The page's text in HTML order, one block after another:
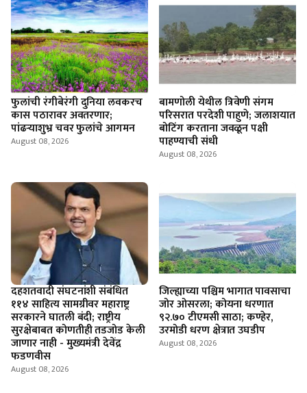
फुलांची रंगीबेरंगी दुनिया लवकरच
कास पठारावर अवतरणार;
पांढऱ्याशुभ्र चवर फुलांचे आगमन
August 08, 2026
बामणोली येथील त्रिवेणी संगम
परिसरात परदेशी पाहुणे; जलाशयात
बोटिंग करताना जवळून पक्षी
पाहण्याची संधी
August 08, 2026
दहशतवादी संघटनांशी संबंधित
११४ साहित्य सामग्रीवर महाराष्ट्र
सरकारने घातली बंदी; राष्ट्रीय
सुरक्षेबाबत कोणतीही तडजोड केली
जाणार नाही - मुख्यमंत्री देवेंद्र
फडणवीस
August 08, 2026
जिल्ह्याच्या पश्चिम भागात पावसाचा
जोर ओसरला; कोयना धरणात
९२.७० टीएमसी साठा; कण्हेर,
उरमोडी धरण क्षेत्रात उघडीप
August 08, 2026